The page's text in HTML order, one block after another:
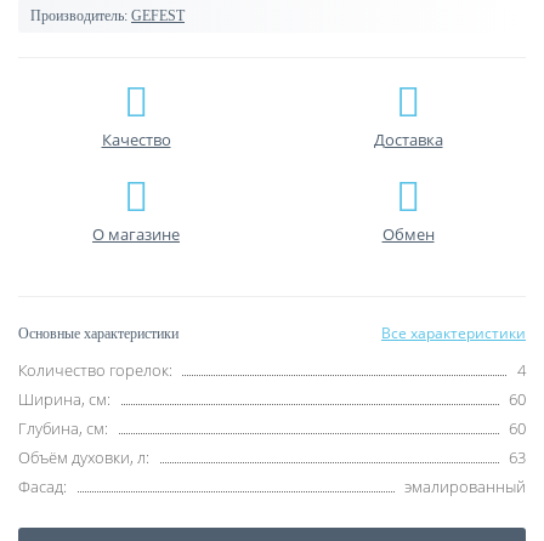
Производитель: GEFEST
Качество Доставка
О магазине Обмен
Основные характеристики Все характеристики
Количество горелок:
4
Ширина, см:
60
Глубина, см:
60
Объём духовки, л:
63
Фасад:
эмалированный